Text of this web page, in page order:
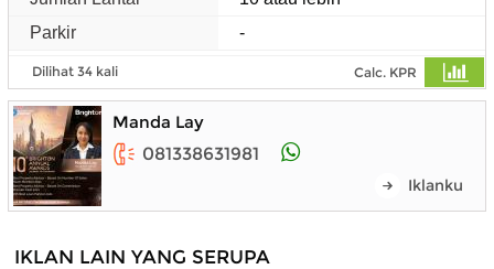
Parkir
-
Dilihat 34 kali Calc. KPR
Manda Lay
081338631981
Iklanku
IKLAN LAIN YANG SERUPA